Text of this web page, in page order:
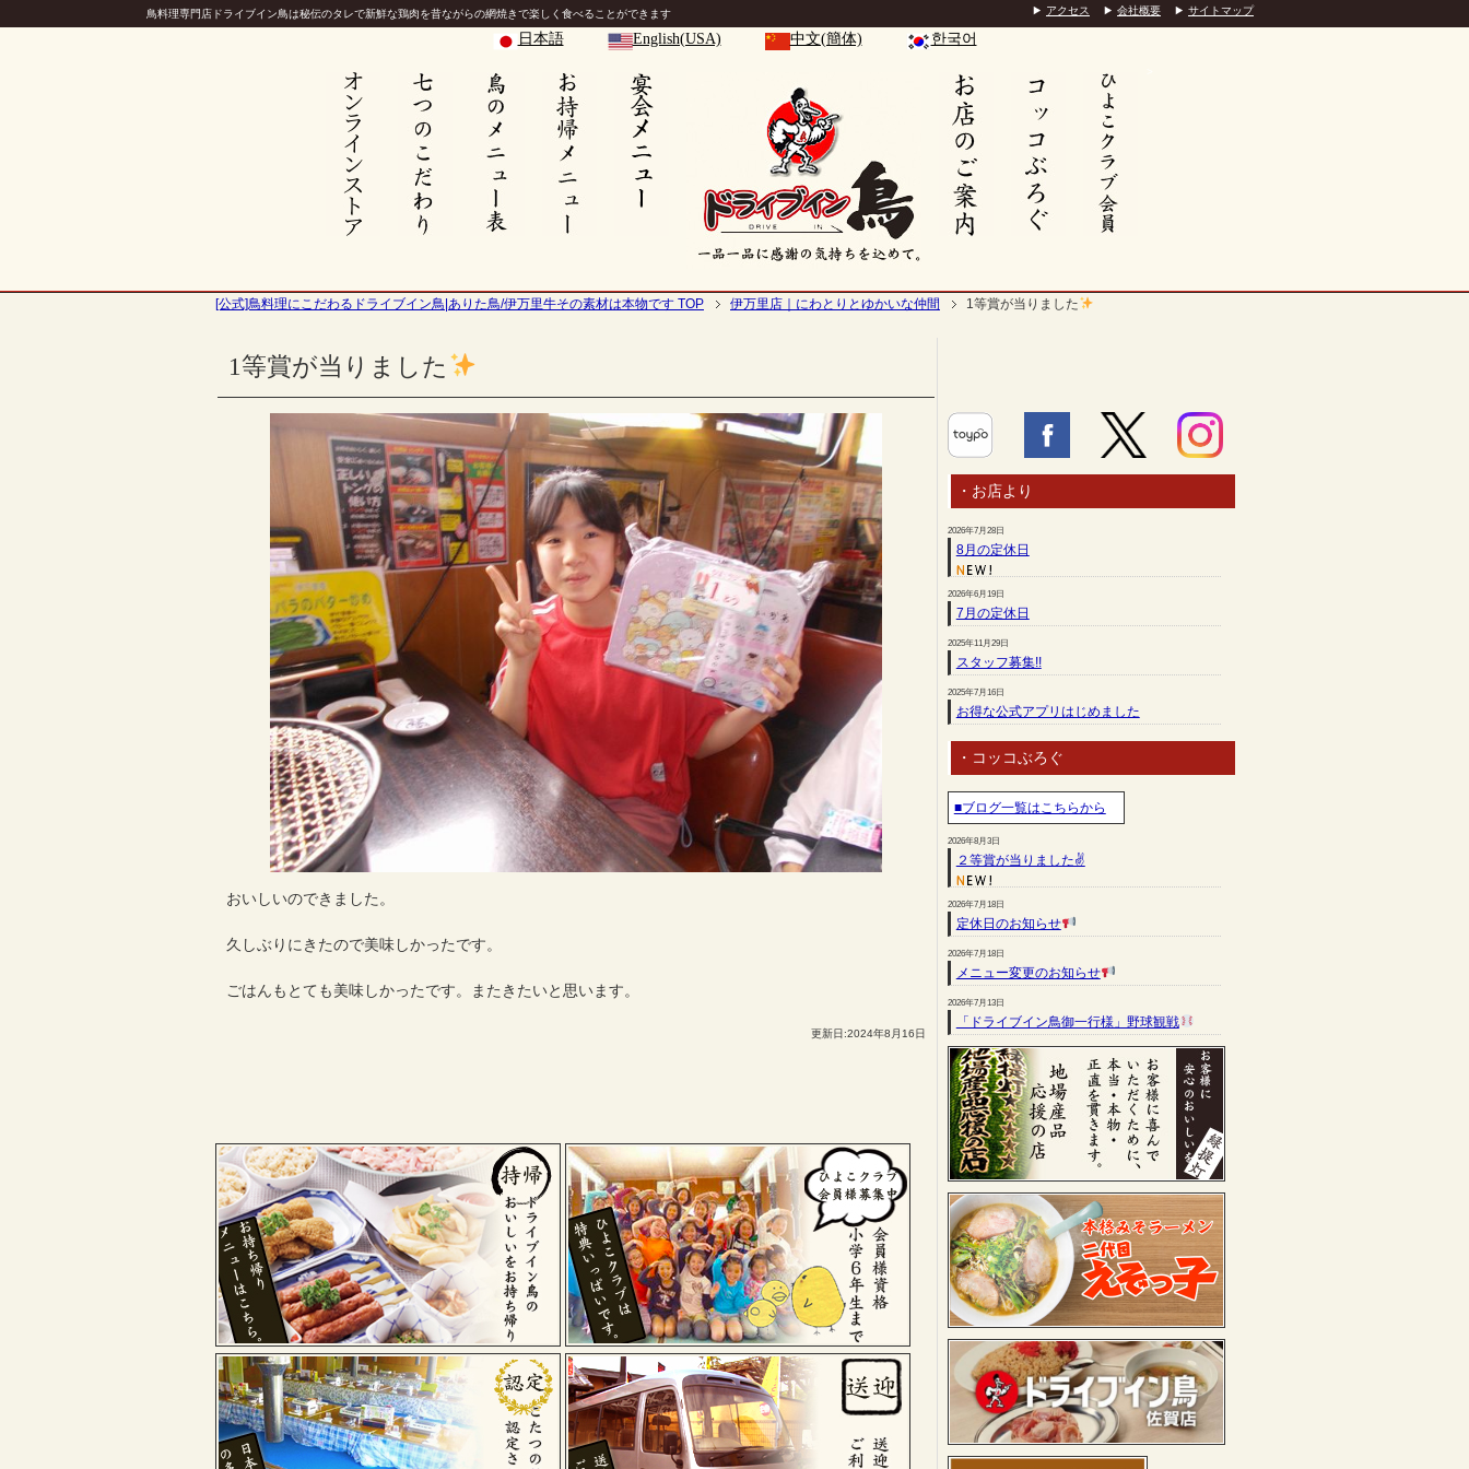
鳥料理専門店ドライブイン鳥は秘伝のタレで新鮮な鶏肉を昔ながらの網焼きで楽しく食べることができます
日本語 English(USA) 中文(簡体) 한국어
[公式]鳥料理にこだわるドライブイン鳥|ありた鳥/伊万里牛その素材は本物です TOP 伊万里店｜にわとりとゆかいな仲間 1等賞が当りました
1等賞が当りました
おいしいのできました。
久しぶりにきたので美味しかったです。
ごはんもとても美味しかったです。またきたいと思います。
更新日:2024年8月16日
・お店より
2026年7月28日
8月の定休日
2026年6月19日
7月の定休日
2025年11月29日
スタッフ募集!!
2025年7月16日
お得な公式アプリはじめました
・コッコぶろぐ
■ブログ一覧はこちらから
2026年8月3日
２等賞が当りました✌
2026年7月18日
定休日のお知らせ
2026年7月18日
メニュー変更のお知らせ
2026年7月13日
「ドライブイン鳥御一行様」野球観戦
アクセス 会社概要 サイトマップ